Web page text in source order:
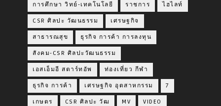
การศึกษา วิทย์-เทคโนโลยี ราชการ ไฮไลท์
CSR ศิลปะ วัฒนธรรม เศรษฐกิจ
สาธารณสุข ธุรกิจ การค้า การลงทุน
สังคม-CSR ศิลปะวัฒนธรรม
เอสเอ็มอี สตาร์ทอัพ ท่องเที่ยว กีฬา
ธุรกิจ การค้า เศรษฐกิจ อุตสาหกรรม 7
เกษตร CSR ศิลปะ วัฒ MV VIDEO